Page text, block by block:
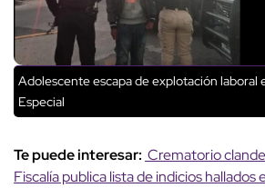
Adolescente escapa de explotación laboral
Especial
Te puede interesar: Crematorio
Fiscalía publica lista de indicios hallados